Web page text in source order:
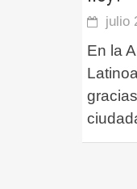
julio
En la